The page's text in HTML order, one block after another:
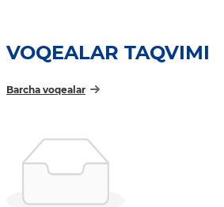
VOQEALAR TAQVIMI
Barcha voqealar